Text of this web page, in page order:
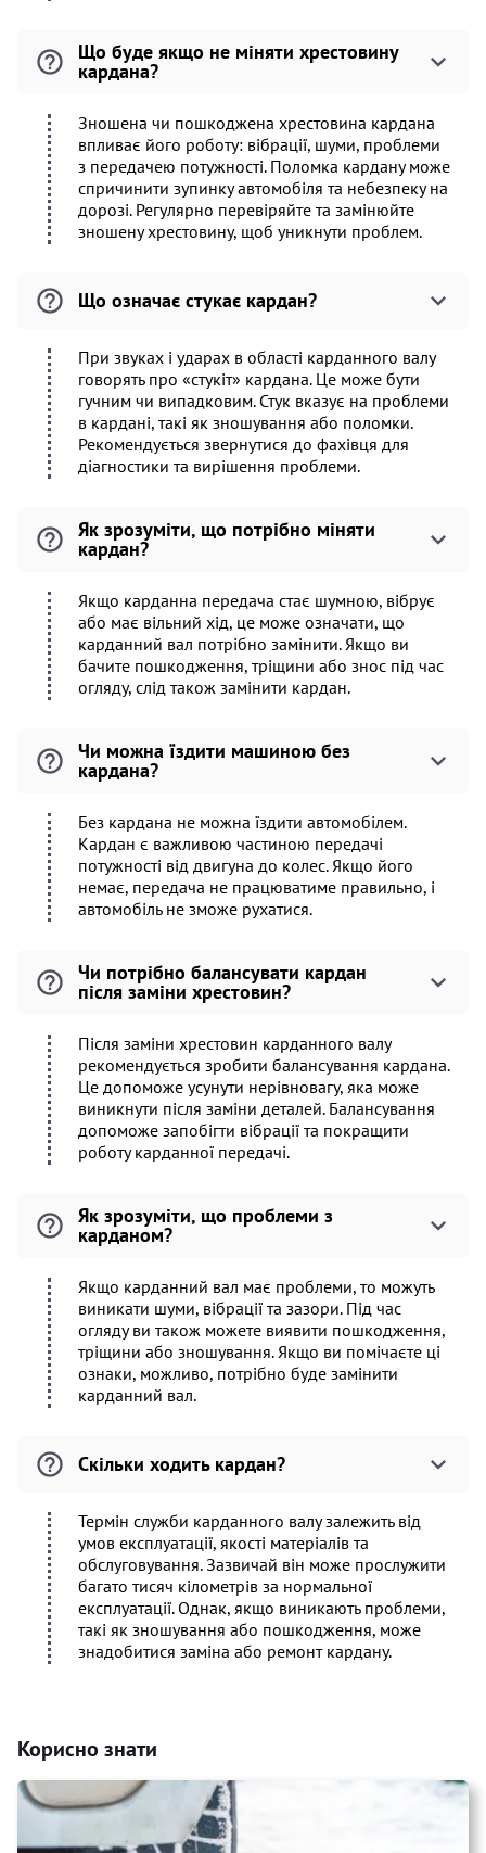
Що буде якщо не міняти хрестовину
кардана?
Зношена чи пошкоджена хрестовина кардана
впливає його роботу: вібрації, шуми, проблеми
з передачею потужності. Поломка кардану може
спричинити зупинку автомобіля та небезпеку на
дорозі. Регулярно перевіряйте та замінюйте
зношену хрестовину, щоб уникнути проблем.
Що означає стукає кардан?
При звуках і ударах в області карданного валу
говорять про «стукіт» кардана. Це може бути
гучним чи випадковим. Стук вказує на проблеми
в кардані, такі як зношування або поломки.
Рекомендується звернутися до фахівця для
діагностики та вирішення проблеми.
Як зрозуміти, що потрібно міняти
кардан?
Якщо карданна передача стає шумною, вібрує
або має вільний хід, це може означати, що
карданний вал потрібно замінити. Якщо ви
бачите пошкодження, тріщини або знос під час
огляду, слід також замінити кардан.
Чи можна їздити машиною без
кардана?
Без кардана не можна їздити автомобілем.
Кардан є важливою частиною передачі
потужності від двигуна до колес. Якщо його
немає, передача не працюватиме правильно, і
автомобіль не зможе рухатися.
Чи потрібно балансувати кардан
після заміни хрестовин?
Після заміни хрестовин карданного валу
рекомендується зробити балансування кардана.
Це допоможе усунути нерівновагу, яка може
виникнути після заміни деталей. Балансування
допоможе запобігти вібрації та покращити
роботу карданної передачі.
Як зрозуміти, що проблеми з
карданом?
Якщо карданний вал має проблеми, то можуть
виникати шуми, вібрації та зазори. Під час
огляду ви також можете виявити пошкодження,
тріщини або зношування. Якщо ви помічаєте ці
ознаки, можливо, потрібно буде замінити
карданний вал.
Скільки ходить кардан?
Термін служби карданного валу залежить від
умов експлуатації, якості матеріалів та
обслуговування. Зазвичай він може прослужити
багато тисяч кілометрів за нормальної
експлуатації. Однак, якщо виникають проблеми,
такі як зношування або пошкодження, може
знадобитися заміна або ремонт кардану.
Корисно знати